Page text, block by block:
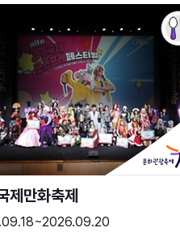
제만화축제